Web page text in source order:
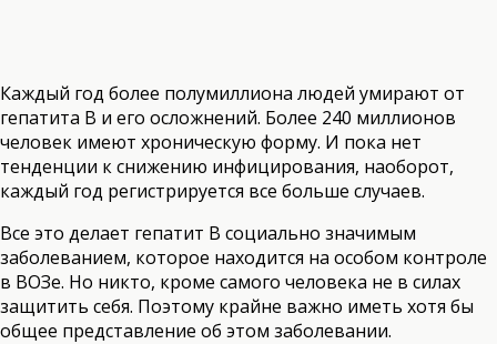
Каждый год более полумиллиона людей умирают от
гепатита В и его осложнений. Более 240 миллионов
человек имеют хроническую форму. И пока нет
тенденции к снижению инфицирования, наоборот,
каждый год регистрируется все больше случаев.
Все это делает гепатит В социально значимым
заболеванием, которое находится на особом контроле
в ВОЗе. Но никто, кроме самого человека не в силах
защитить себя. Поэтому крайне важно иметь хотя бы
общее представление об этом заболевании.